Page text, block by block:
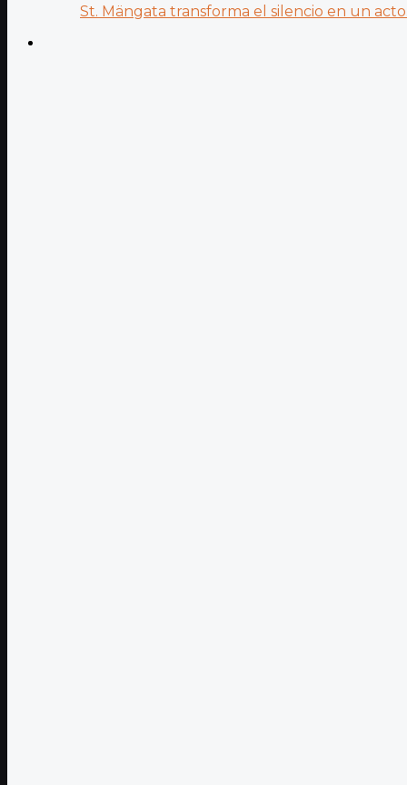
St. Mängata transforma el silencio en un